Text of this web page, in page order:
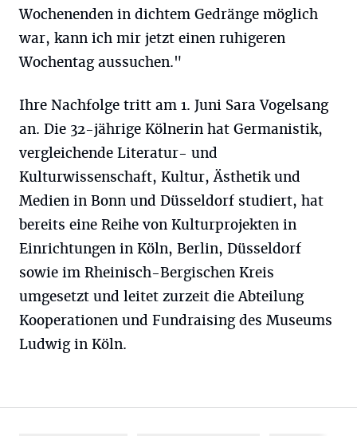
Wochenenden in dichtem Gedränge möglich
war, kann ich mir jetzt einen ruhigeren
Wochentag aussuchen."
Ihre Nachfolge tritt am 1. Juni Sara Vogelsang
an. Die 32-jährige Kölnerin hat Germanistik,
vergleichende Literatur- und
Kulturwissenschaft, Kultur, Ästhetik und
Medien in Bonn und Düsseldorf studiert, hat
bereits eine Reihe von Kulturprojekten in
Einrichtungen in Köln, Berlin, Düsseldorf
sowie im Rheinisch-Bergischen Kreis
umgesetzt und leitet zurzeit die Abteilung
Kooperationen und Fundraising des Museums
Ludwig in Köln.